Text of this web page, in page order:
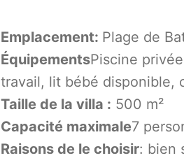
Emplacement: Plage de
ÉquipementsPiscine
travail, lit bébé disponible,
Taille de la villa : 500 m²
Capacité maximale7
Raisons de le choisir: bien